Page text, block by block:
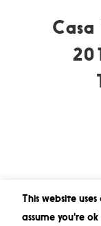
This website
assume you're